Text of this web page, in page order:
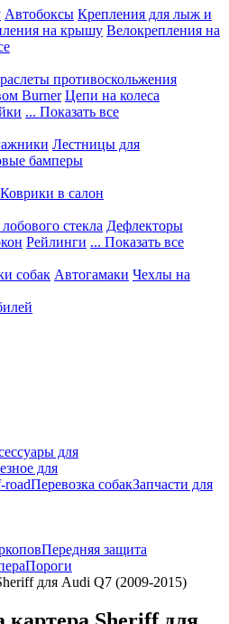
Автобоксы Крепления для лыж и
на крышу Велокрепления на
противоскольжения
Burner Цепи на колеса
... Показать все
Лестницы для
бамперы
Коврики в салон
стекла Дефлекторы
Рейлинги ... Показать все
собак Автогамаки Чехлы на
для
для
roadПеревозка собакЗапчасти для
Передняя защита
Пороги
для Audi Q7 (2009-2015)